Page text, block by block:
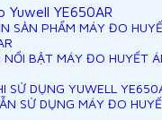
YE650AR
SẢN PHẨM MÁY ĐO
BẬT MÁY ĐO HUYẾT
SỬ DỤNG YUWELL
SỬ DỤNG MÁY ĐO